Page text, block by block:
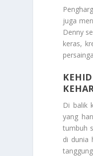
juga
Denny
keras,
Di balik
yang
tumbuh
di dunia